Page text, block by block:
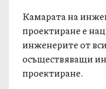
Камарата на
проектиране е
инженерите от
осъществяващи
проектиране.